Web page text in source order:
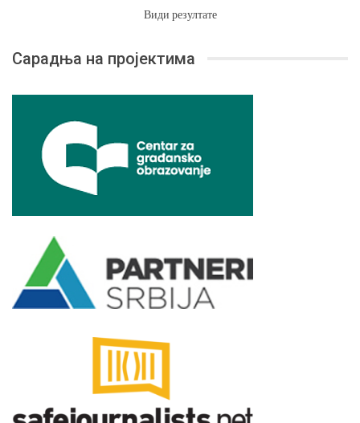
Види резултате
Сарадња на пројектима